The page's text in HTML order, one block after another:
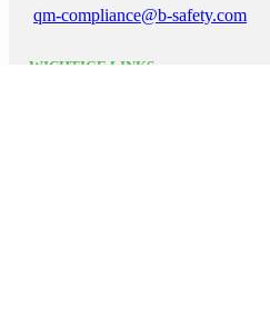
qm-compliance@b-safety.com
WICHTIGE LINKS